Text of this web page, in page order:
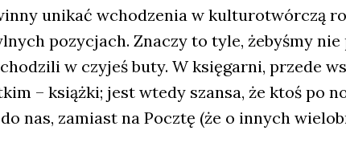
uni­kać wcho­dze­nia w kul­tu­ro­twór­czą
pozy­cjach. Zna­czy to tyle, żeby­śmy nie
w czy­jeś buty. W księ­gar­ni, przede
– książ­ki; jest wte­dy szan­sa, że ktoś po
nas, zamiast na Pocz­tę (że o innych